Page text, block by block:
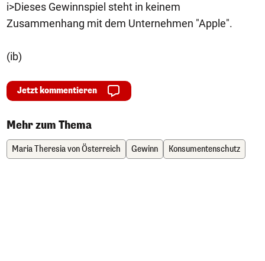
i>Dieses Gewinnspiel steht in keinem
Zusammenhang mit dem Unternehmen "Apple".
(ib)
Jetzt kommentieren
Mehr zum Thema
Maria Theresia von Österreich Gewinn Konsumentenschutz